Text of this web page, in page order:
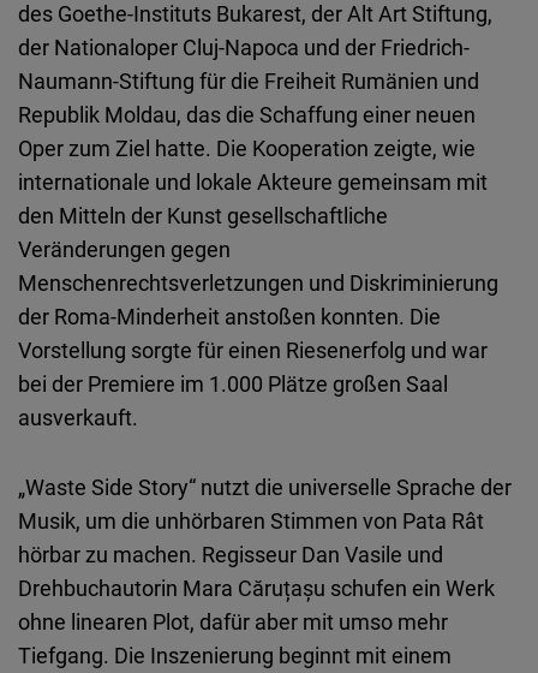
des Goethe-Instituts Bukarest, der Alt Art Stiftung,
der Nationaloper Cluj-Napoca und der Friedrich-
Naumann-Stiftung für die Freiheit Rumänien und
Republik Moldau, das die Schaffung einer neuen
Oper zum Ziel hatte. Die Kooperation zeigte, wie
internationale und lokale Akteure gemeinsam mit
den Mitteln der Kunst gesellschaftliche
Veränderungen gegen
Menschenrechtsverletzungen und Diskriminierung
der Roma-Minderheit anstoßen konnten. Die
Vorstellung sorgte für einen Riesenerfolg und war
bei der Premiere im 1.000 Plätze großen Saal
ausverkauft.
„Waste Side Story“ nutzt die universelle Sprache der
Musik, um die unhörbaren Stimmen von Pata Rât
hörbar zu machen. Regisseur Dan Vasile und
Drehbuchautorin Mara Căruțașu schufen ein Werk
ohne linearen Plot, dafür aber mit umso mehr
Tiefgang. Die Inszenierung beginnt mit einem